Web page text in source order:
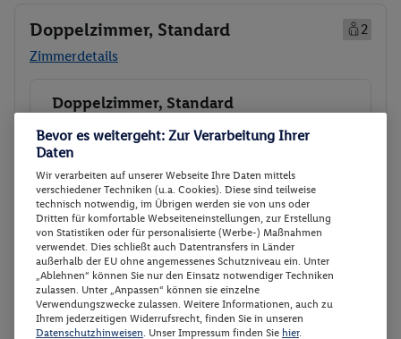
Doppelzimmer, Standard
2
Zimmerdetails
Buchen
Doppelzimmer, Standard
12.01. - 17.01.2027
Ab/ bis München (DE)
Doppelzimmer, Standard
Ohne Verpflegung
Hotel-Transfer
p.P.
338.
Gesamt 677 €
Veranstalter:alltours flugreisen gmbh
Weitere Informationen des
Veranstalters
Buchen
Bevor es weitergeht: Zur Verarbeitung Ihrer
Daten
Wir verarbeiten auf unserer Webseite Ihre Daten mittels
verschiedener Techniken (u.a. Cookies). Diese sind teilweise
technisch notwendig, im Übrigen werden sie von uns oder
Dritten für komfortable Webseiteneinstellungen, zur Erstellung
von Statistiken oder für personalisierte (Werbe-) Maßnahmen
verwendet. Dies schließt auch Datentransfers in Länder
außerhalb der EU ohne angemessenes Schutzniveau ein. Unter
„Ablehnen“ können Sie nur den Einsatz notwendiger Techniken
zulassen. Unter „Anpassen“ können sie einzelne
Verwendungszwecke zulassen. Weitere Informationen, auch zu
Ihrem jederzeitigen Widerrufsrecht, finden Sie in unseren
Datenschutzhinweisen . Unser Impressum finden Sie hier.